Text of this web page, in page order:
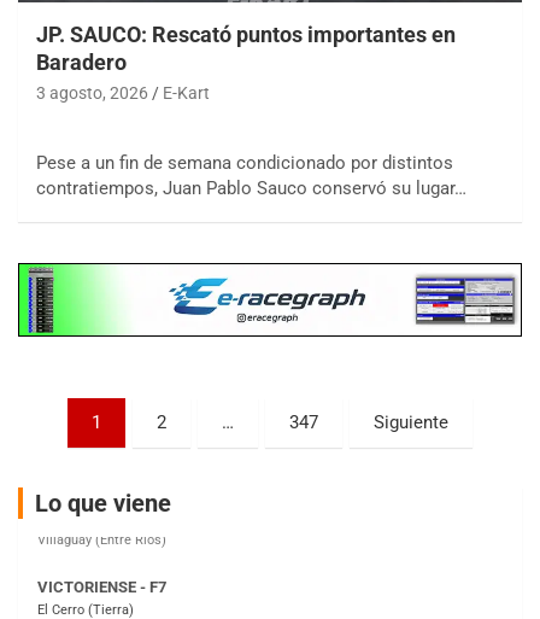
JP. SAUCO: Rescató puntos importantes en
Baradero
3 agosto, 2026 E-Kart
Pese a un fin de semana condicionado por distintos
contratiempos, Juan Pablo Sauco conservó su lugar…
Paginación
entradas
1 2 … 347 Siguiente
Lo que viene
08/09-AGO
IAME SERIES ARGENTINA 6
Ramiro Tot (Asfalto)
KDO - F6
Ciudad de Trenque Lauquen (Asfalto)
Trenque Lauquen (Buenos Aires)
Villaguay (Entre Ríos)
El Cerro (Tierra)
Victoria (Entre Ríos)
Moto Club Reginense (Tierra)
Gral. E. Godoy (Río Negro)